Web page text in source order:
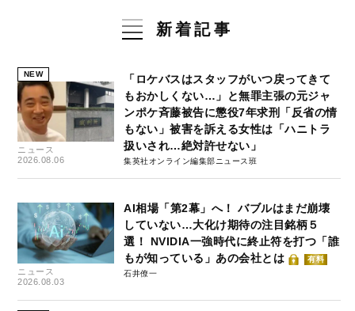
新着記事
NEW
ニュース
2026.08.06
「ロケバスはスタッフがいつ戻ってきて
もおかしくない…」と無罪主張の元ジャ
ンポケ斉藤被告に懲役7年求刑「反省の情
もない」被害を訴える女性は「ハニトラ
扱いされ…絶対許せない」
集英社オンライン編集部ニュース班
ニュース
2026.08.03
AI相場「第2幕」へ！ バブルはまだ崩壊
していない…大化け期待の注目銘柄５
選！ NVIDIA一強時代に終止符を打つ「誰
もが知っている」あの会社とは
有料
石井僚一